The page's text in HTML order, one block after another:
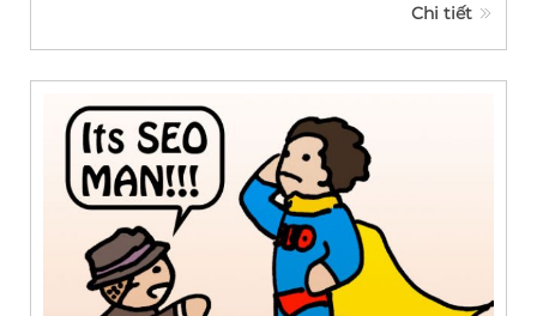
Chi tiết